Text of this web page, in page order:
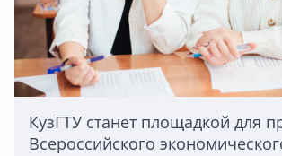
КузГТУ станет площадкой для
Всероссийского